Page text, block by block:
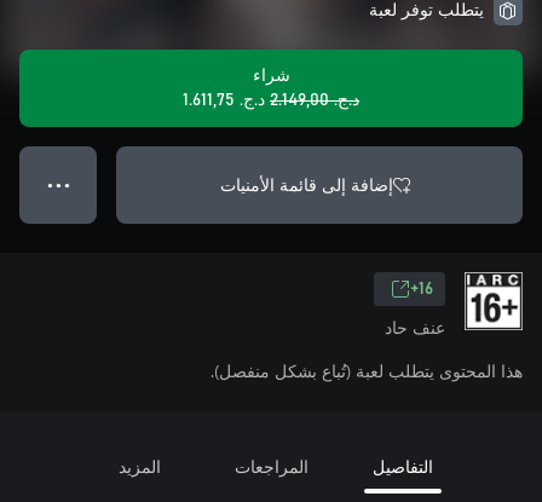
يتطلب توفر لعبة
شراء
د.ج.‏ 2.149,00
د.ج.‏ 1.611,75
إضافة إلى قائمة الأمنيات ● ● ●
16+
عنف حاد
هذا المحتوى يتطلب لعبة (تُباع بشكل منفصل).
التفاصيل المراجعات المزيد